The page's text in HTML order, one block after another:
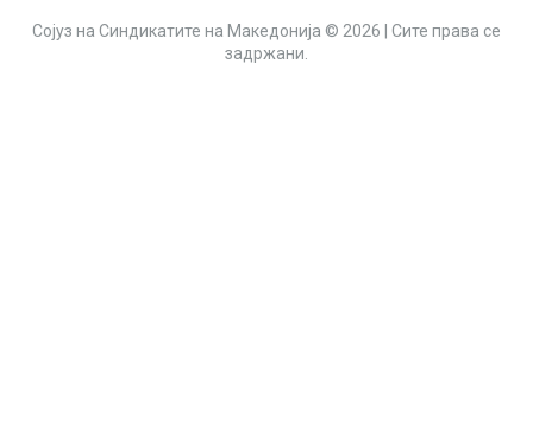
Сојуз на Синдикатите на Македонија © 2026 | Сите права се
задржани.